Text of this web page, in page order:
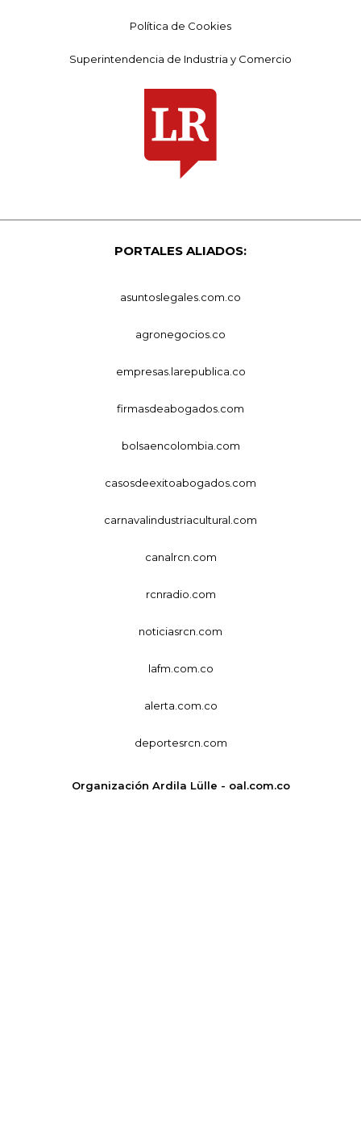
Política de Cookies
Superintendencia de Industria y Comercio
PORTALES ALIADOS:
asuntoslegales.com.co
agronegocios.co
empresas.larepublica.co
firmasdeabogados.com
bolsaencolombia.com
casosdeexitoabogados.com
carnavalindustriacultural.com
canalrcn.com
rcnradio.com
noticiasrcn.com
lafm.com.co
alerta.com.co
deportesrcn.com
Organización Ardila Lülle - oal.com.co